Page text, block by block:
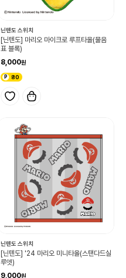
닌텐도 스위치
[닌텐도] 마리오 마이크로 루프타올(물음
표 블록)
8,000
80
닌텐도 스위치
[닌텐도] '24 마리오 미니타올(스탠다드실
루엣)
9,000